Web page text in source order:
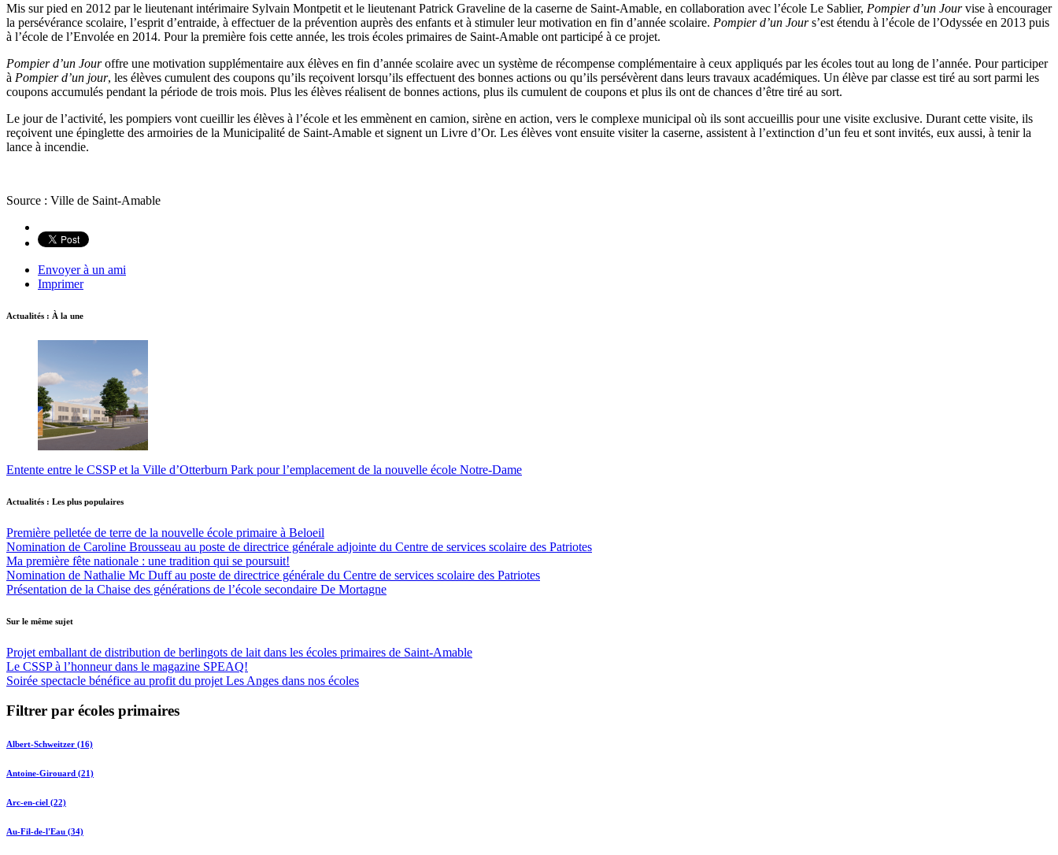
Mis sur pied en 2012 par le lieutenant intérimaire Sylvain Montpetit et le lieutenant Patrick Graveline de la caserne de Saint-Amable, en collaboration avec l’école Le Sablier, Pompier d’un Jourvise à encourager
la persévérance scolaire, l’esprit d’entraide, à effectuer de la prévention auprès des enfants et à stimuler leur motivation en fin d’année scolaire. Pompier d’un Jours’est étendu à l’école de l’Odyssée en 2013 puis
à l’école de l’Envolée en 2014. Pour la première fois cette année, les trois écoles primaires de Saint-Amable ont participé à ce projet.
Pompier d’un Jouroffre une motivation supplémentaire aux élèves en fin d’année scolaire avec un système de récompense complémentaire à ceux appliqués par les écoles tout au long de l’année. Pour participer
à Pompier d’un jour, les élèves cumulent des coupons qu’ils reçoivent lorsqu’ils effectuent des bonnes actions ou qu’ils persévèrent dans leurs travaux académiques. Un élève par classe est tiré au sort parmi les
coupons accumulés pendant la période de trois mois. Plus les élèves réalisent de bonnes actions, plus ils cumulent de coupons et plus ils ont de chances d’être tiré au sort.
Le jour de l’activité, les pompiers vont cueillir les élèves à l’école et les emmènent en camion, sirène en action, vers le complexe municipal où ils sont accueillis pour une visite exclusive. Durant cette visite, ils
reçoivent une épinglette des armoiries de la Municipalité de Saint-Amable et signent un Livre d’Or. Les élèves vont ensuite visiter la caserne, assistent à l’extinction d’un feu et sont invités, eux aussi, à tenir la
lance à incendie.
Source : Ville de Saint-Amable
Envoyer à un ami
Imprimer
Actualités : À la une
Entente entre le CSSP et la Ville d’Otterburn Park pour l’emplacement de la nouvelle école Notre-Dame
Actualités : Les plus populaires
Première pelletée de terre de la nouvelle école primaire à Beloeil
Nomination de Caroline Brousseau au poste de directrice générale adjointe du Centre de services scolaire des Patriotes
Ma première fête nationale : une tradition qui se poursuit!
Nomination de Nathalie Mc Duff au poste de directrice générale du Centre de services scolaire des Patriotes
Présentation de la Chaise des générations de l’école secondaire De Mortagne
Sur le même sujet
Projet emballant de distribution de berlingots de lait dans les écoles primaires de Saint-Amable
Le CSSP à l’honneur dans le magazine SPEAQ!
Soirée spectacle bénéfice au profit du projet Les Anges dans nos écoles
Filtrer par écoles primaires
Albert-Schweitzer (16)
Antoine-Girouard (21)
Arc-en-ciel (22)
Au-Fil-de-l'Eau (34)